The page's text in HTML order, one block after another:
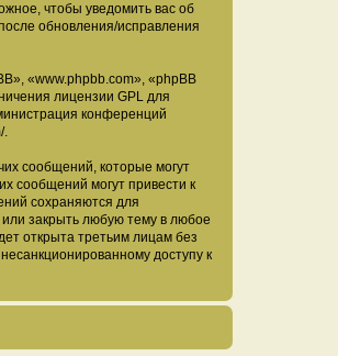
чтобы уведомить вас об
обновления/исправления
«www.phpbb.com», «phpBB
лицензии GPL для
конференций
.
сообщений, которые могут
сообщений могут привести к
сохраняются для
закрыть любую тему в любое
открыта третьим лицам без
доступу к